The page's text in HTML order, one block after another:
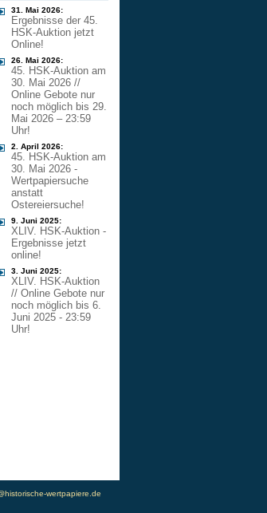
31. Mai 2026:
Ergebnisse der 45.
HSK-Auktion jetzt
Online!
26. Mai 2026:
45. HSK-Auktion am
30. Mai 2026 //
Online Gebote nur
noch möglich bis 29.
Mai 2026 – 23:59
Uhr!
2. April 2026:
45. HSK-Auktion am
30. Mai 2026 -
Wertpapiersuche
anstatt
Ostereiersuche!
9. Juni 2025:
XLIV. HSK-Auktion -
Ergebnisse jetzt
online!
3. Juni 2025:
XLIV. HSK-Auktion
// Online Gebote nur
noch möglich bis 6.
Juni 2025 - 23:59
Uhr!
wertpapiere.de